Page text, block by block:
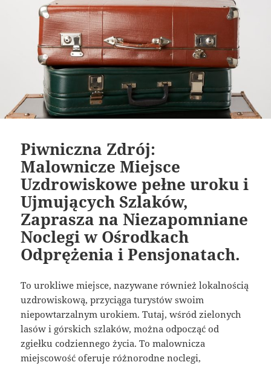
Piwniczna Zdrój:
Malownicze Miejsce
Uzdrowiskowe pełne uroku i
Ujmujących Szlaków,
Zaprasza na Niezapomniane
Noclegi w Ośrodkach
Odprężenia i Pensjonatach.
To urokliwe miejsce, nazywane również lokalnością
uzdrowiskową, przyciąga turystów swoim
niepowtarzalnym urokiem. Tutaj, wśród zielonych
lasów i górskich szlaków, można odpocząć od
zgiełku codziennego życia. To malownicza
miejscowość oferuje różnorodne noclegi,